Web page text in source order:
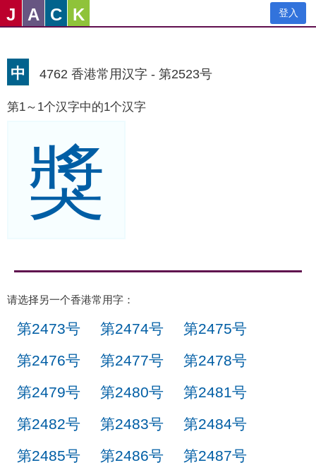
J A C K 登入
中 4762 香港常用汉字 - 第2523号
第1～1个汉字中的1个汉字
獎
请选择另一个香港常用字：
第2473号 第2474号
第2475号
第2476号
第2477号
第2478号
第2479号
第2480号
第2481号
第2482号
第2483号
第2484号
第2485号
第2486号
第2487号